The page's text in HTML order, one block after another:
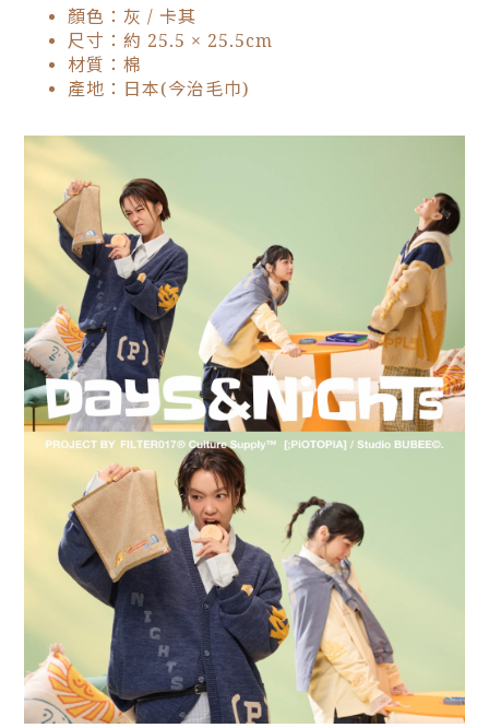
顏色：灰 / 卡其
尺寸：約 25.5 × 25.5cm
材質：棉
產地：日本(今治毛巾)